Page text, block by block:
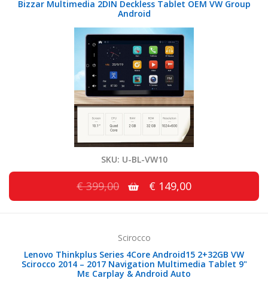
Bizzar Multimedia 2DIN Deckless Tablet OEM VW Group
Android
SKU: U-BL-VW10
€ 399,00 € 149,00
Scirocco
Lenovo Thinkplus Series 4Core Android15 2+32GB VW
Scirocco 2014 – 2017 Navigation Multimedia Tablet 9"
Με Carplay & Android Auto